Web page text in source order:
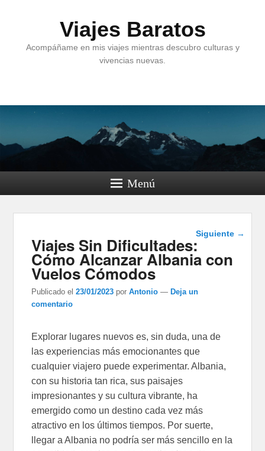
Viajes Baratos
Acompáñame en mis viajes mientras descubro culturas y
vivencias nuevas.
Menú
Navegación
de entradas
Siguiente →
Viajes Sin Dificultades:
Cómo Alcanzar Albania con
Vuelos Cómodos
Publicado el 23/01/2023 porAntonio —Deja un
comentario
Explorar lugares nuevos es, sin duda, una de
las experiencias más emocionantes que
cualquier viajero puede experimentar. Albania,
con su historia tan rica, sus paisajes
impresionantes y su cultura vibrante, ha
emergido como un destino cada vez más
atractivo en los últimos tiempos. Por suerte,
llegar a Albania no podría ser más sencillo en la